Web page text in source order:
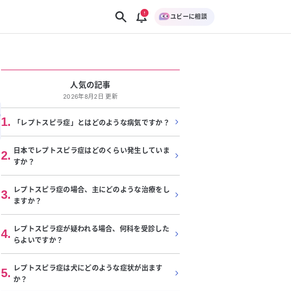
ユビーに相談
人気の記事
2026年8月2日 更新
1. 「レプトスピラ症」とはどのような病気ですか？
2. 日本でレプトスピラ症はどのくらい発生していま
すか？
3. レプトスピラ症の場合、主にどのような治療をし
ますか？
4. レプトスピラ症が疑われる場合、何科を受診した
らよいですか？
5. レプトスピラ症は犬にどのような症状が出ます
か？